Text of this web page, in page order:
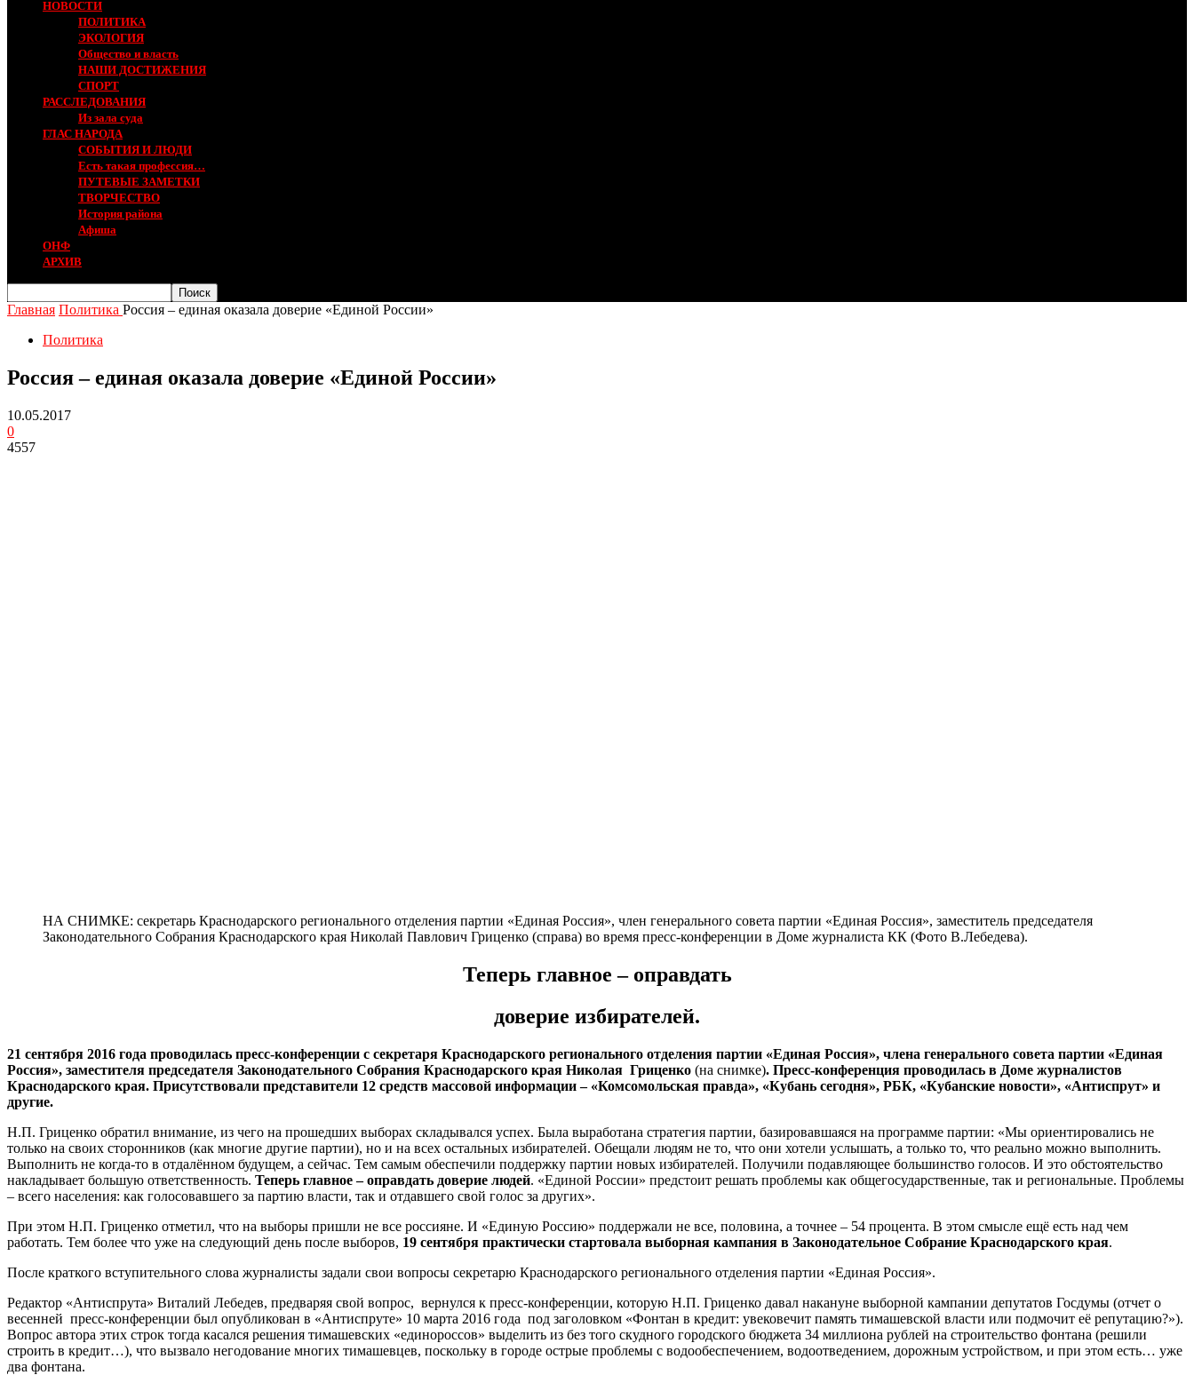
НОВОСТИ
ПОЛИТИКА
ЭКОЛОГИЯ
Общество и власть
НАШИ ДОСТИЖЕНИЯ
СПОРТ
РАССЛЕДОВАНИЯ
Из зала суда
ГЛАС НАРОДА
СОБЫТИЯ И ЛЮДИ
Есть такая профессия…
ПУТЕВЫЕ ЗАМЕТКИ
ТВОРЧЕСТВО
История района
Афиша
ОНФ
АРХИВ
Главная Политика Россия – единая оказала доверие «Единой России»
Политика
Россия – единая оказала доверие «Единой России»
10.05.2017
0
4557
НА СНИМКЕ: секретарь Краснодарского регионального отделения партии «Единая Россия», член генерального совета партии «Единая Россия», заместитель председателя
Законодательного Собрания Краснодарского края Николай Павлович Гриценко (справа) во время пресс-конференции в Доме журналиста КК (Фото В.Лебедева).
Теперь главное – оправдать
доверие избирателей.
21 сентября 2016 года проводилась пресс-конференции с секретаря Краснодарского регионального отделения партии «Единая Россия», члена генерального совета партии «Единая
Россия», заместителя председателя Законодательного Собрания Краснодарского края Николая Гриценко (на снимке). Пресс-конференция проводилась в Доме журналистов
Краснодарского края. Присутствовали представители 12 средств массовой информации – «Комсомольская правда», «Кубань сегодня», РБК, «Кубанские новости», «Антиспрут» и
другие.
Н.П. Гриценко обратил внимание, из чего на прошедших выборах складывался успех. Была выработана стратегия партии, базировавшаяся на программе партии: «Мы ориентировались не
только на своих сторонников (как многие другие партии), но и на всех остальных избирателей. Обещали людям не то, что они хотели услышать, а только то, что реально можно выполнить.
Выполнить не когда-то в отдалённом будущем, а сейчас. Тем самым обеспечили поддержку партии новых избирателей. Получили подавляющее большинство голосов. И это обстоятельство
накладывает большую ответственность. Теперь главное – оправдать доверие людей. «Единой России» предстоит решать проблемы как общегосударственные, так и региональные. Проблемы
– всего населения: как голосовавшего за партию власти, так и отдавшего свой голос за других».
При этом Н.П. Гриценко отметил, что на выборы пришли не все россияне. И «Единую Россию» поддержали не все, половина, а точнее – 54 процента. В этом смысле ещё есть над чем
работать. Тем более что уже на следующий день после выборов, 19 сентября практически стартовала выборная кампания в Законодательное Собрание Краснодарского края.
После краткого вступительного слова журналисты задали свои вопросы секретарю Краснодарского регионального отделения партии «Единая Россия».
Редактор «Антиспрута» Виталий Лебедев, предваряя свой вопрос, вернулся к пресс-конференции, которую Н.П. Гриценко давал накануне выборной кампании депутатов Госдумы (отчет о
весенней пресс-конференции был опубликован в «Антиспруте» 10 марта 2016 года под заголовком «Фонтан в кредит: увековечит память тимашевской власти или подмочит её репутацию?»).
Вопрос автора этих строк тогда касался решения тимашевских «единороссов» выделить из без того скудного городского бюджета 34 миллиона рублей на строительство фонтана (решили
строить в кредит…), что вызвало негодование многих тимашевцев, поскольку в городе острые проблемы с водообеспечением, водоотведением, дорожным устройством, и при этом есть… уже
два фонтана.